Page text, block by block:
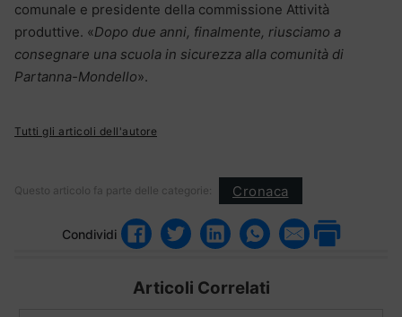
comunale e presidente della commissione Attività
produttive. «Dopo due anni, finalmente, riusciamo a
consegnare una scuola in sicurezza alla comunità di
Partanna-Mondello».
Tutti gli articoli dell'autore
Questo articolo fa parte delle categorie: Cronaca
Condividi
Articoli Correlati